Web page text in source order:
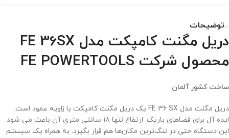
توضیحات
دریل مگنت کامپکت مدل FE 36SX
محصول شرکت FE POWERTOOLS
ساخت کشور آلمان
دریل مگنت مدل FE 36 SX یک دریل مگنت کامپکت با زاویه عمود است.
ایده آل برای فضاهای باریک. ارتفاع تنها ۱۸ سانتی متری آن باعث می شود
این دستگاه حتی در تنگ‌ترین مکان‌ها هم قرار بگیرد. به همراه یک سیستم